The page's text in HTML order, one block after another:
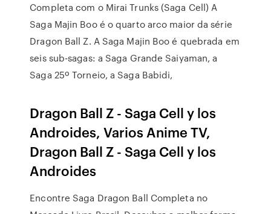
Completa com o Mirai Trunks (Saga Cell) A
Saga Majin Boo é o quarto arco maior da série
Dragon Ball Z. A Saga Majin Boo é quebrada em
seis sub-sagas: a Saga Grande Saiyaman, a
Saga 25º Torneio, a Saga Babidi,
Dragon Ball Z - Saga Cell y los
Androides, Varios Anime TV,
Dragon Ball Z - Saga Cell y los
Androides
Encontre Saga Dragon Ball Completa no